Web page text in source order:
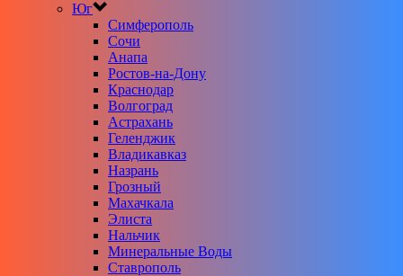
Юг
Симферополь
Сочи
Анапа
Ростов-на-Дону
Краснодар
Волгоград
Астрахань
Геленджик
Владикавказ
Назрань
Грозный
Махачкала
Элиста
Нальчик
Минеральные Воды
Ставрополь